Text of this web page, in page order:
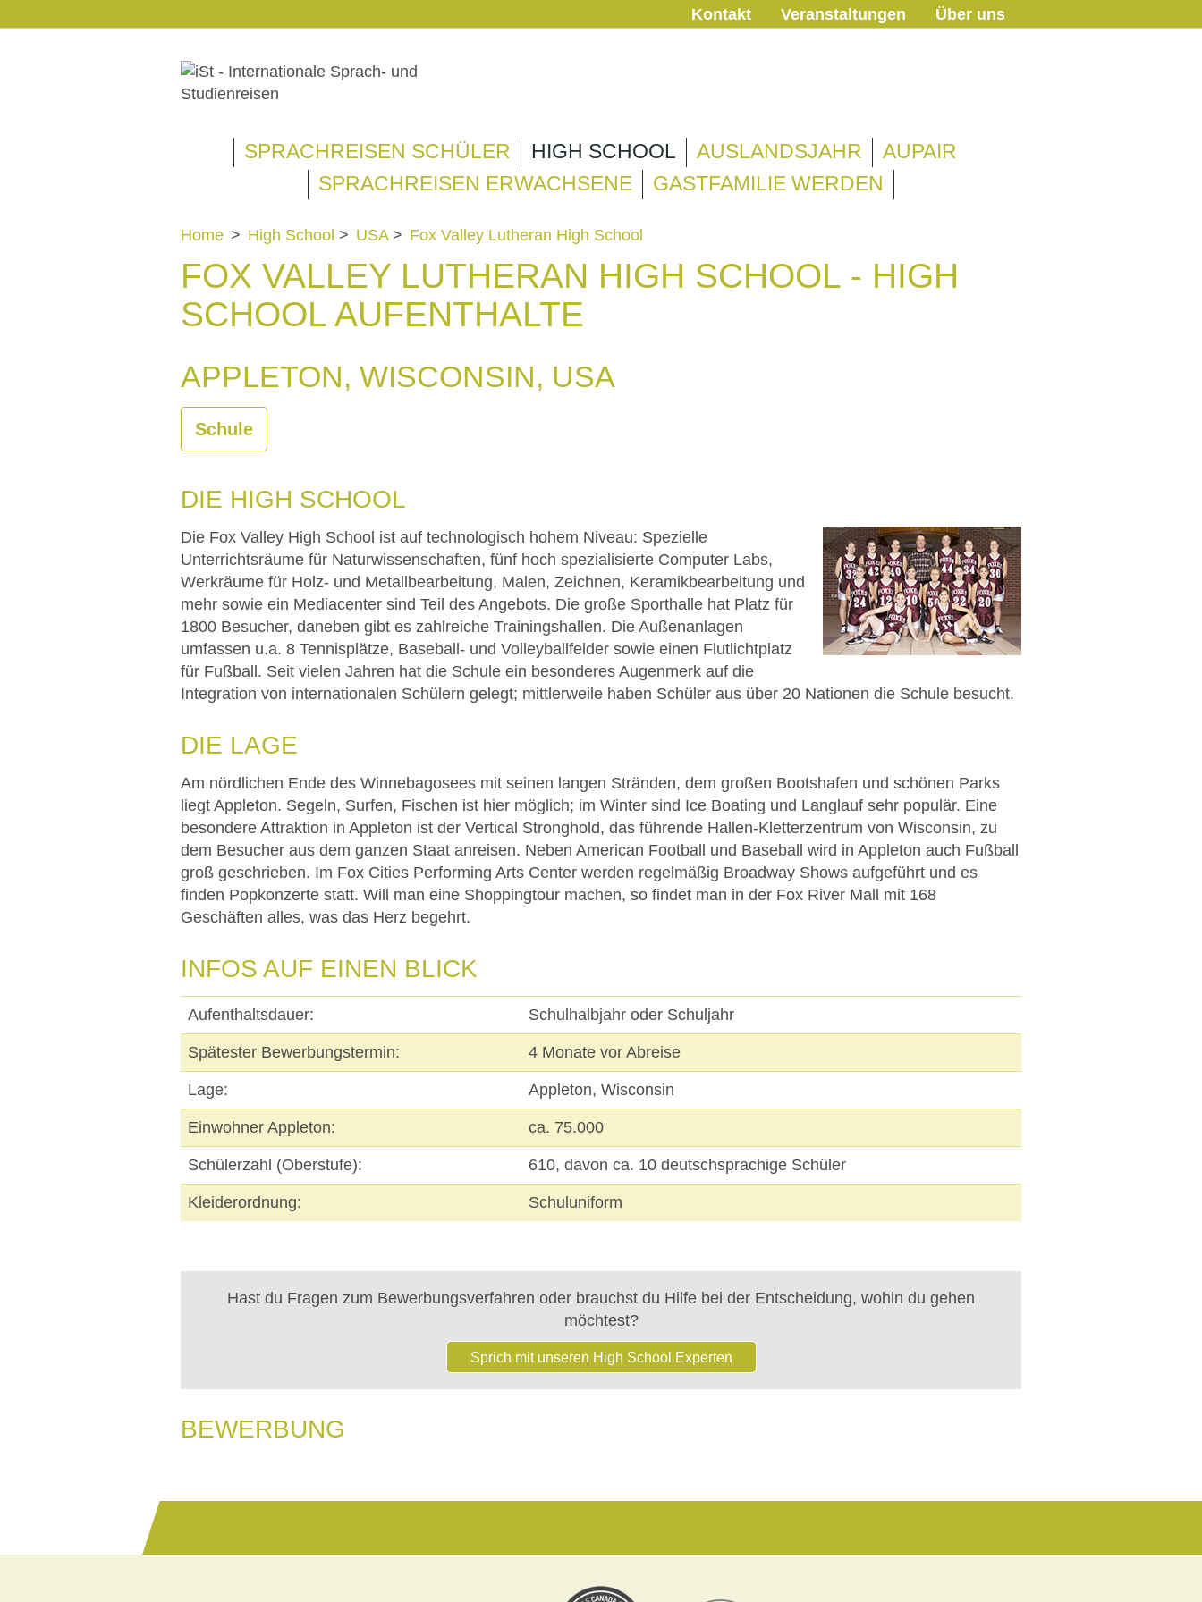
Kontakt Veranstaltungen Über uns
SPRACHREISEN SCHÜLER HIGH SCHOOL AUSLANDSJAHR
AUPAIR
SPRACHREISEN ERWACHSENE
GASTFAMILIE WERDEN
Home > High School > USA> Fox Valley Lutheran High School
FOX VALLEY LUTHERAN HIGH SCHOOL - HIGH
SCHOOL AUFENTHALTE
APPLETON, WISCONSIN, USA
Schule
DIE HIGH SCHOOL
Die Fox Valley High School ist auf technologisch hohem Niveau: Spezielle
Unterrichtsräume für Naturwissenschaften, fünf hoch spezialisierte Computer Labs,
Werkräume für Holz- und Metallbearbeitung, Malen, Zeichnen, Keramikbearbeitung und
mehr sowie ein Mediacenter sind Teil des Angebots. Die große Sporthalle hat Platz für
1800 Besucher, daneben gibt es zahlreiche Trainingshallen. Die Außenanlagen
umfassen u.a. 8 Tennisplätze, Baseball- und Volleyballfelder sowie einen Flutlichtplatz
für Fußball. Seit vielen Jahren hat die Schule ein besonderes Augenmerk auf die
Integration von internationalen Schülern gelegt; mittlerweile haben Schüler aus über 20 Nationen die Schule besucht.
DIE LAGE
Am nördlichen Ende des Winnebagosees mit seinen langen Stränden, dem großen Bootshafen und schönen Parks
liegt Appleton. Segeln, Surfen, Fischen ist hier möglich; im Winter sind Ice Boating und Langlauf sehr populär. Eine
besondere Attraktion in Appleton ist der Vertical Stronghold, das führende Hallen-Kletterzentrum von Wisconsin, zu
dem Besucher aus dem ganzen Staat anreisen. Neben American Football und Baseball wird in Appleton auch Fußball
groß geschrieben. Im Fox Cities Performing Arts Center werden regelmäßig Broadway Shows aufgeführt und es
finden Popkonzerte statt. Will man eine Shoppingtour machen, so findet man in der Fox River Mall mit 168
Geschäften alles, was das Herz begehrt.
INFOS AUF EINEN BLICK
Aufenthaltsdauer: Schulhalbjahr oder Schuljahr
Spätester Bewerbungstermin: 4 Monate vor Abreise
Lage: Appleton, Wisconsin
Einwohner Appleton: ca. 75.000
Schülerzahl (Oberstufe): 610, davon ca. 10 deutschsprachige Schüler
Kleiderordnung: Schuluniform
Hast du Fragen zum Bewerbungsverfahren oder brauchst du Hilfe bei der Entscheidung, wohin du gehen
möchtest?
Sprich mit unseren High School Experten
BEWERBUNG